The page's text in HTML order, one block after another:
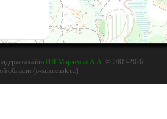
сайта ИП Марченко А.А. © 2009-2026
области (o-smolensk.ru)